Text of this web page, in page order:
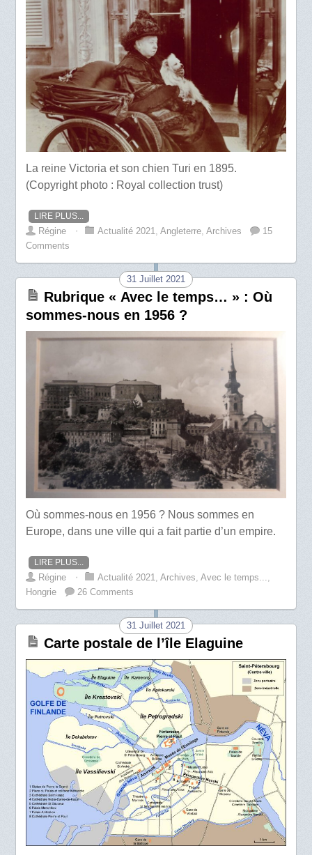
La reine Victoria et son chien Turi en 1895.
(Copyright photo : Royal collection trust)
LIRE PLUS...
Régine ⋅ Actualité 2021,Angleterre,Archives
15
Comments
31 Juillet 2021
Rubrique « Avec le temps… » : Où
sommes-nous en 1956 ?
Où sommes-nous en 1956 ? Nous sommes en
Europe, dans une ville qui a fait partie d’un empire.
LIRE PLUS...
Régine ⋅ Actualité 2021 ,Archives ,Avec le temps...
Hongrie
26 Comments
31 Juillet 2021
Carte postale de l’île Elaguine